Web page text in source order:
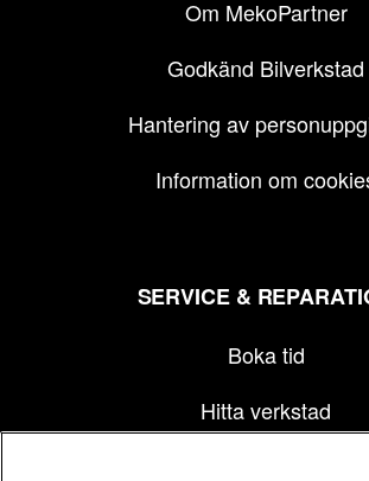
Om MekoPartner
Godkänd Bilverkstad
Hantering av
Information om
SERVICE &
Boka tid
Hitta verkstad